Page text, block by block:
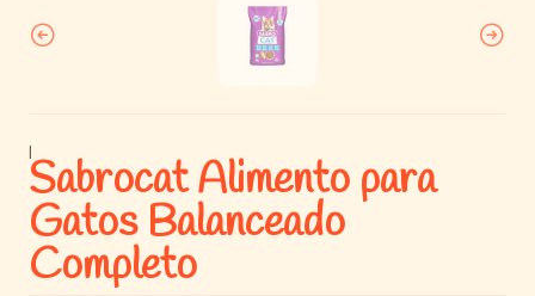
|
Sabrocat Alimento para
Gatos Balanceado
Completo